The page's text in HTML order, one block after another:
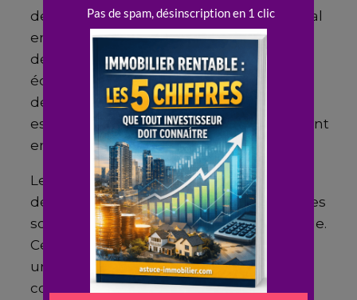
de logements vétustes, d’immeubles mal
entretenus et de parties communes
dégradées. Ladégradationdes
équipements publics, l’accumulation de
déchets ou l’absence d’entretien des
espaces verts signalent un environnement
en perte de valeur.
Les actes d’incivilitécomme les tags, les
dépôts sauvages ou les nuisances sonores
sont des indicateurs detroublechronique.
Ces signes révèlent souvent une gestion
urbaine défaillante et une absence de
cohésion sociale, facteurs aggravant la